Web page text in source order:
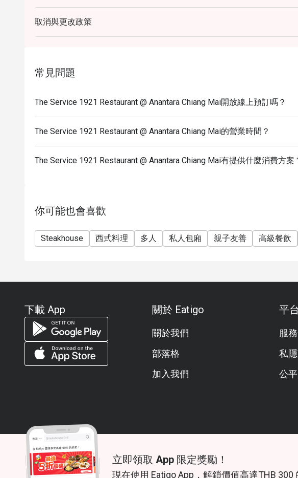
取消與更改政策
常見問題
The Service 1921 Restaurant @ Anantara Chiang Mai開放線上預訂嗎？
The Service 1921 Restaurant @ Anantara Chiang Mai的營業時間？
The Service 1921 Restaurant @ Anantara Chiang Mai有提供什麼消費方案
你可能也會喜歡
Steakhouse 西式料理 多人 私人包廂 親子友善 高級餐飲
下載 App 關於 Eatigo
關於我們
部落格
加入我們
平
服
私
公
© 2026 Zoek. All rights reserved.
立即領取 App 限定獎勵！
現在使用 Eatigo App，解鎖價值高達THB 300